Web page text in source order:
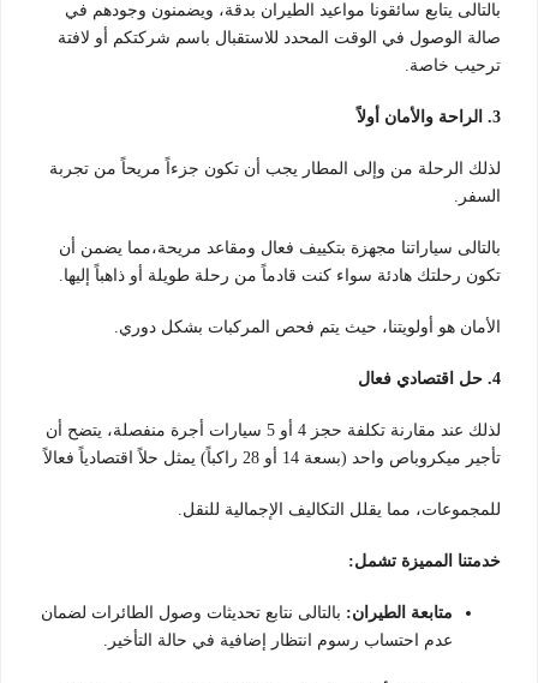
بالتالى يتابع سائقونا مواعيد الطيران بدقة، ويضمنون وجودهم في
صالة الوصول في الوقت المحدد للاستقبال باسم شركتكم أو لافتة
ترحيب خاصة.
3. الراحة والأمان أولاً
لذلك الرحلة من وإلى المطار يجب أن تكون جزءاً مريحاً من تجربة
السفر.
بالتالى سياراتنا مجهزة بتكييف فعال ومقاعد مريحة،مما يضمن أن
تكون رحلتك هادئة سواء كنت قادماً من رحلة طويلة أو ذاهباً إليها.
الأمان هو أولويتنا، حيث يتم فحص المركبات بشكل دوري.
4. حل اقتصادي فعال
لذلك عند مقارنة تكلفة حجز 4 أو 5 سيارات أجرة منفصلة، يتضح أن
تأجير ميكروباص واحد (بسعة 14 أو 28 راكباً) يمثل حلاً اقتصادياً فعالاً
للمجموعات، مما يقلل التكاليف الإجمالية للنقل.
خدمتنا المميزة تشمل:
متابعة الطيران: بالتالى نتابع تحديثات وصول الطائرات لضمان
عدم احتساب رسوم انتظار إضافية في حالة التأخير.